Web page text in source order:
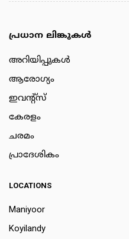
പ്രധാന ലിങ്കുകൾ
അറിയിപ്പുകള്‍
ആരോഗ്യം
ഇവന്റ്സ്
കേരളം
ചരമം
പ്രാദേശികം
LOCATIONS
Maniyoor
Koyilandy